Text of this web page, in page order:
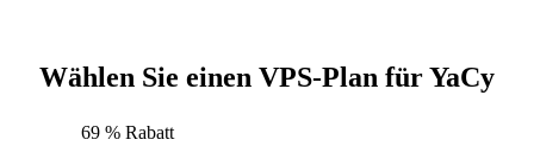
Wählen Sie einen VPS-Plan für YaCy
69 % Rabatt